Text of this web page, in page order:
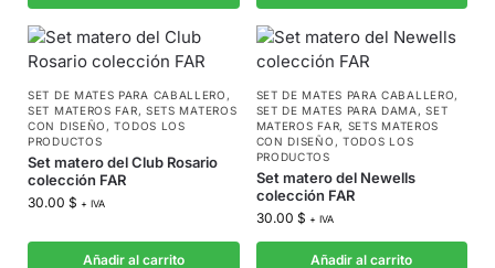
SET DE MATES PARA CABALLERO ,
SET MATEROS FAR, SETS MATEROS
CON DISEÑO ,TODOS LOS
PRODUCTOS
Set matero del Club Rosario
colección FAR
30.00 $ + IVA
Añadir al carrito
SET DE MATES PARA CABALLERO,
SET DE MATES PARA DAMA ,SET
MATEROS FAR, SETS MATEROS
CON DISEÑO , TODOS LOS
PRODUCTOS
Set matero del Newells
colección FAR
30.00 $ + IVA
Añadir al carrito